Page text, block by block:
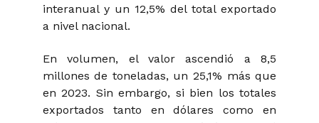
interanual y un 12,5% del total exportado
a nivel nacional.
En volumen, el valor ascendió a 8,5
millones de toneladas, un 25,1% más que
en 2023. Sin embargo, si bien los totales
exportados tanto en dólares como en